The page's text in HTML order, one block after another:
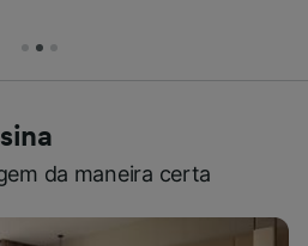
da maneira certa